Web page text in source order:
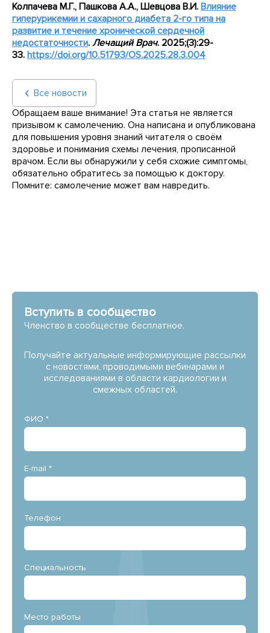
Колпачева М.Г., Пашкова А.А., Шевцова В.И. Влияние
гиперурикемии и сахарного диабета 2-го типа на
развитие и течение хронической сердечной
недостаточности. Лечащий Врач. 2025;(3):29-
33. https://doi.org/10.51793/OS.2025.28.3.004
Все новости
Обращаем ваше внимание! Эта статья не является
призывом к самолечению. Она написана и опубликована
для повышения уровня знаний читателя о своём
здоровье и понимания схемы лечения, прописанной
врачом. Если вы обнаружили у себя схожие симптомы,
обязательно обратитесь за помощью к доктору.
Помните: самолечение может вам навредить.
Вступить в сообщество
Членство в сообществе бесплатное.
Получайте актуальные информирующие рассылки
с новостями, проводимыми вебинарами и
исследованиями в области кардиологии и
смежных областей.
ФИО *
E-mail *
Телефон
Специальность
Место работы